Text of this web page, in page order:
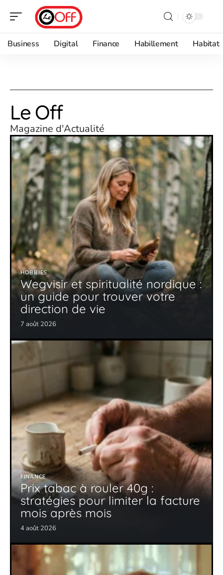
Business Digital Finance Habillement Habitat
Le Off
Magazine d'Actualité
HOBBIES
Wegvisir et spiritualité nordique :
un guide pour trouver votre
direction de vie
7 août 2026
FINANCE
Prix tabac à rouler 40g :
stratégies pour limiter la facture
mois après mois
4 août 2026